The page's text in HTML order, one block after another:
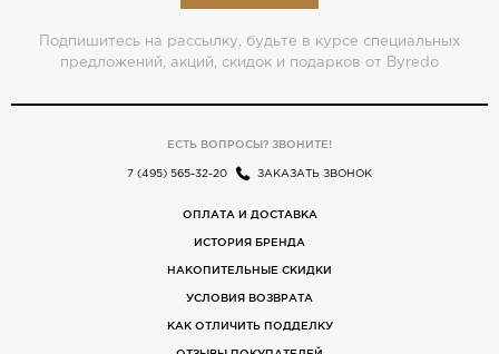
Подпишитесь на рассылку, будьте в курсе специальных
предложений, акций, скидок и подарков от Byredo
ЕСТЬ ВОПРОСЫ? ЗВОНИТЕ!
7 (495) 565-32-20 ЗАКАЗАТЬ ЗВОНОК
ОПЛАТА И ДОСТАВКА
ИСТОРИЯ БРЕНДА
НАКОПИТЕЛЬНЫЕ СКИДКИ
УСЛОВИЯ ВОЗВРАТА
КАК ОТЛИЧИТЬ ПОДДЕЛКУ